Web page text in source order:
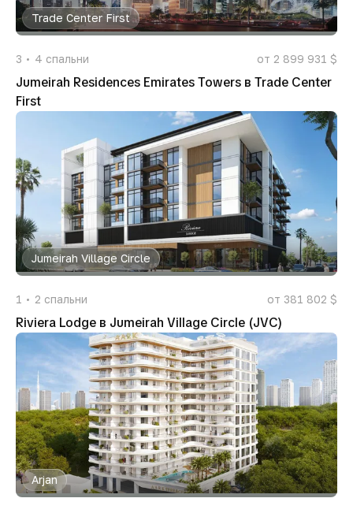
Trade Center First
3 4 спальни от 2 899 931 $
Jumeirah Residences Emirates Towers в Trade Center
First
Jumeirah Village Circle
1 2 спальни от 381 802 $
Riviera Lodge в Jumeirah Village Circle (JVC)
Arjan